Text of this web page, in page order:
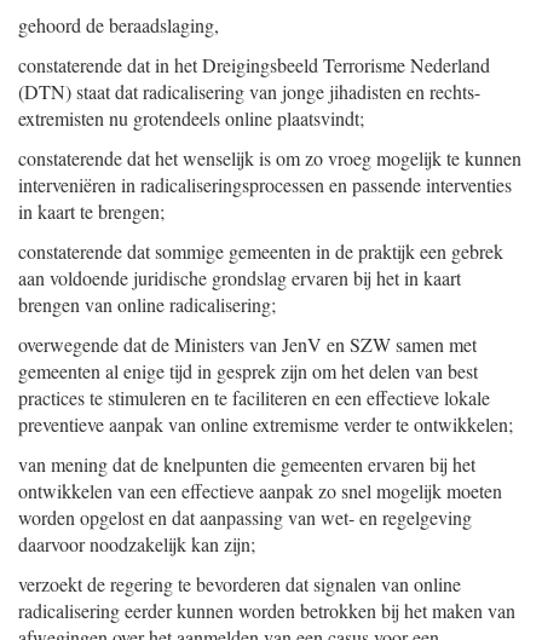
gehoord de beraadslaging,
constaterende dat in het Dreigingsbeeld Terrorisme Nederland
(DTN) staat dat radicalisering van jonge jihadisten en rechts-
extremisten nu grotendeels online plaatsvindt;
constaterende dat het wenselijk is om zo vroeg mogelijk te kunnen
interveniëren in radicaliseringsprocessen en passende interventies
in kaart te brengen;
constaterende dat sommige gemeenten in de praktijk een gebrek
aan voldoende juridische grondslag ervaren bij het in kaart
brengen van online radicalisering;
overwegende dat de Ministers van JenV en SZW samen met
gemeenten al enige tijd in gesprek zijn om het delen van best
practices te stimuleren en te faciliteren en een effectieve lokale
preventieve aanpak van online extremisme verder te ontwikkelen;
van mening dat de knelpunten die gemeenten ervaren bij het
ontwikkelen van een effectieve aanpak zo snel mogelijk moeten
worden opgelost en dat aanpassing van wet- en regelgeving
daarvoor noodzakelijk kan zijn;
verzoekt de regering te bevorderen dat signalen van online
radicalisering eerder kunnen worden betrokken bij het maken van